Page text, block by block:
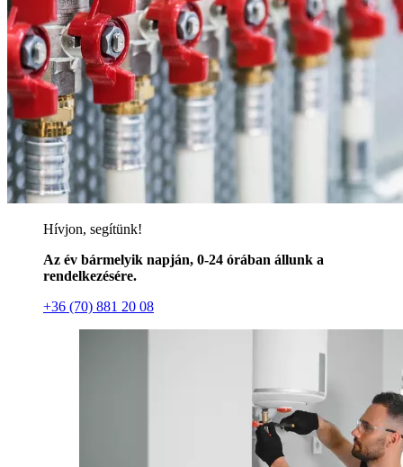
Hívjon, segítünk!
Az év bármelyik napján, 0-24 órában állunk a
rendelkezésére.
+36 (70) 881 20 08